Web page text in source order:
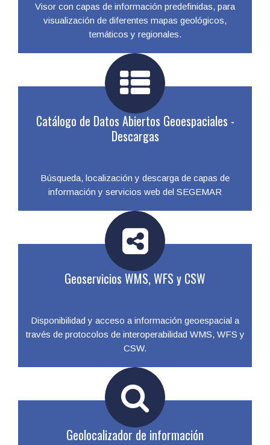
Visor con capas de información predefinidas, para
visualización de diferentes mapas geológicos,
temáticos y regionales.
Catálogo de Datos Abiertos Geoespaciales -
Descargas
Búsqueda, localización y descarga de capas de
información y servicios web del SEGEMAR
Geoservicios WMS, WFS y CSW
Disponibilidad y acceso a información geoespacial a
través de protocolos de interoperabilidad WMS, WFS y
CSW.
Geolocalizador de información